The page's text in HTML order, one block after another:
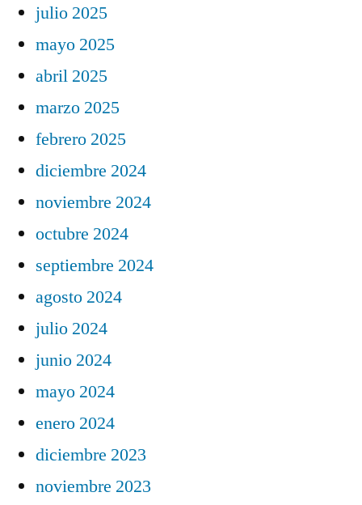
julio 2025
mayo 2025
abril 2025
marzo 2025
febrero 2025
diciembre 2024
noviembre 2024
octubre 2024
septiembre 2024
agosto 2024
julio 2024
junio 2024
mayo 2024
enero 2024
diciembre 2023
noviembre 2023